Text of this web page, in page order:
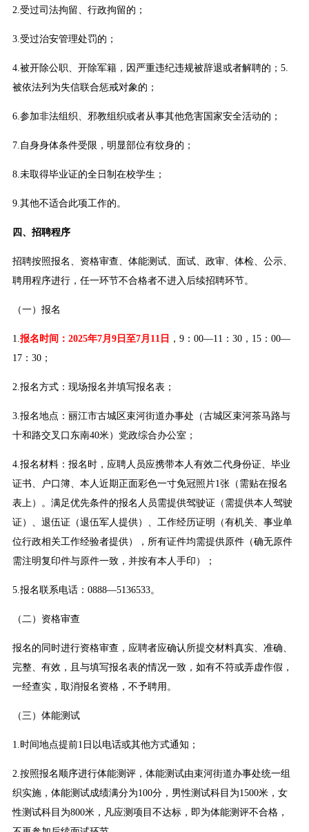
2.受过司法拘留、行政拘留的；
3.受过治安管理处罚的；
4.被开除公职、开除军籍，因严重违纪违规被辞退或者解聘的；5.
被依法列为失信联合惩戒对象的；
6.参加非法组织、邪教组织或者从事其他危害国家安全活动的；
7.自身身体条件受限，明显部位有纹身的；
8.未取得毕业证的全日制在校学生；
9.其他不适合此项工作的。
四、招聘程序
招聘按照报名、资格审查、体能测试、面试、政审、体检、公示、
聘用程序进行，任一环节不合格者不进入后续招聘环节。
（一）报名
1.报名时间：2025年7月9日至7月11日 ，9：00—11：30，15：00—
17：30；
2.报名方式：现场报名并填写报名表；
3.报名地点：丽江市古城区束河街道办事处（古城区束河茶马路与
十和路交叉口东南40米）党政综合办公室；
4.报名材料：报名时，应聘人员应携带本人有效二代身份证、毕业
证书、户口簿、本人近期正面彩色一寸免冠照片1张（需贴在报名
表上）。满足优先条件的报名人员需提供驾驶证（需提供本人驾驶
证）、退伍证（退伍军人提供）、工作经历证明（有机关、事业单
位行政相关工作经验者提供），所有证件均需提供原件（确无原件
需注明复印件与原件一致，并按有本人手印）；
5.报名联系电话：0888—5136533。
（二）资格审查
报名的同时进行资格审查，应聘者应确认所提交材料真实、准确、
完整、有效，且与填写报名表的情况一致，如有不符或弄虚作假，
一经查实，取消报名资格，不予聘用。
（三）体能测试
1.时间地点提前1日以电话或其他方式通知；
2.按照报名顺序进行体能测评，体能测试由束河街道办事处统一组
织实施，体能测试成绩满分为100分，男性测试科目为1500米，女
性测试科目为800米，凡应测项目不达标，即为体能测评不合格，